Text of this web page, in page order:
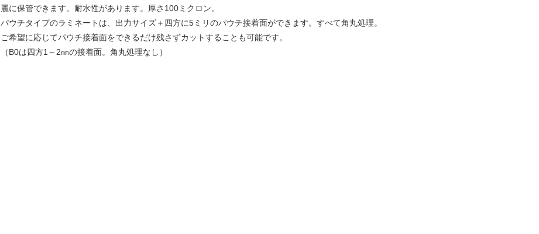
麗に保管できます。耐水性があります。厚さ100ミクロン。
パウチタイプのラミネートは、出力サイズ＋四方に5ミリのパウチ接着面ができます。すべて角丸処理。
ご希望に応じてパウチ接着面をできるだけ残さずカットすることも可能です。
（B0は四方1～2㎜の接着面。角丸処理なし）